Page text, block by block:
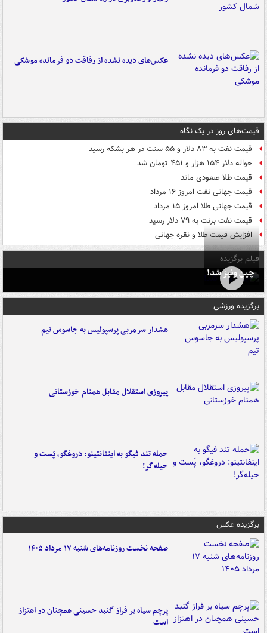
عکس‌های دیده نشده از رفاقت دو فرمانده‌ موشکی
قیمت‌های روز در یک نگاه
قیمت نفت به ۸۳ دلار و ۵۵ سنت در هر بشکه رسید
حواله دلار ۱۵۴ هزار و ۴۵۱ تومان شد
قیمت طلا صعودی ماند
قیمت جهانی نفت امروز ۱۶ مرداد
قیمت جهانی طلا امروز ۱۵ مرداد
قیمت نفت برنت به ۷۹ دلار رسید
افزایش قیمت طلا و نقره جهانی
فیلم برگزیده
چین ونیز شد!
برگزیده ورزشی
هشدار سرمربی پرسپولیس به جاسوس تیم
پیروزی استقلال مقابل همنام خوزستانی
حمله تند فیگو به اینفانتینو: دروغگو، پَست‌ و
حیله‌گر!
برگزیده عکس
صفحه نخست روزنامه‌های شنبه ۱۷ مرداد ۱۴۰۵
پرچم سیاه بر فراز گنبد حسینی همچنان در اهتزاز
است